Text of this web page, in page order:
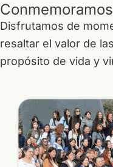
24 CORTESIAS
27
28
Disfrutamos de
resaltar el valor de
propósito de vida y